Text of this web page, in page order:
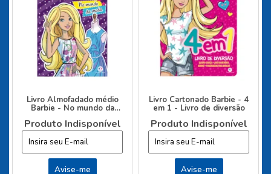
Livro Almofadado médio
Barbie - No mundo da
Produto Indisponível
Livro Cartonado Barbie - 4
em 1 - Livro de diversão
Produto Indisponível